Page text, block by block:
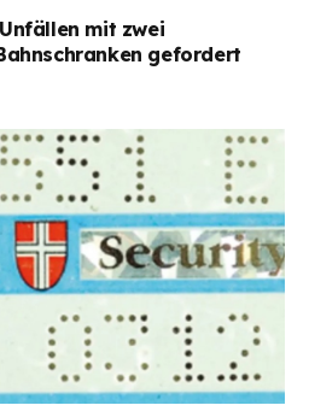
mit zwei
gefordert